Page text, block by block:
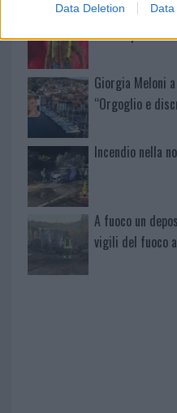
Data Deletion Data
Jovanotti, Gabry
mondo per una
Giorgia Meloni
“Orgoglio e
Incendio nella
A fuoco un
vigili del fuoco